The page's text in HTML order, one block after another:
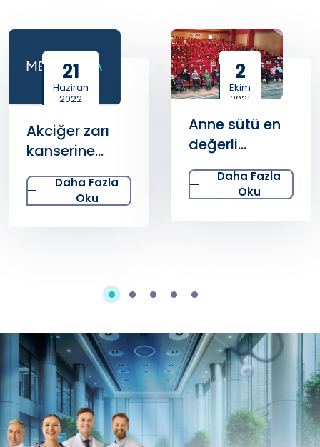
21
Haziran
2022
Akciğer zarı
kanserine
sıcak
kemoterapi
tedavisi
Daha Fazla
Oku
2
Ekim
2021
Anne sütü en
değerli
besindir
Daha Fazla
Oku